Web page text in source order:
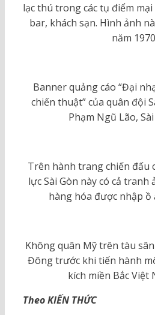
lạc thú trong các tụ điểm
bar, khách sạn. Hình ảnh
năm
Banner quảng cáo “Đại
chiến thuật” của quân đội
Phạm Ngũ Lão,
Trên hành trang chiến đấu
lực Sài Gòn này có cả tranh
hàng hóa được nhập ồ
Không quân Mỹ trên tàu
Đông trước khi tiến hành
kích miền Bắc Việt
Theo KIẾN THỨC